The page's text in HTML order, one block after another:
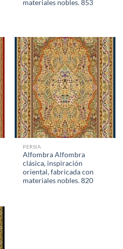
materiales nobles. 853
PERSIA
Alfombra Alfombra
clásica, inspiración
oriental, fabricada con
materiales nobles. 820